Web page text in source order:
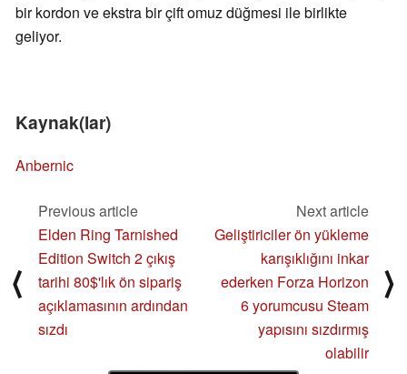
bir kordon ve ekstra bir çift omuz düğmesi ile birlikte
geliyor.
Kaynak(lar)
Anbernic
⟨
Previous article
Elden Ring Tarnished
Edition Switch 2 çıkış
tarihi 80$'lık ön sipariş
açıklamasının ardından
sızdı
Next article
Geliştiriciler ön yükleme
karışıklığını inkar
ederken Forza Horizon
6 yorumcusu Steam
yapısını sızdırmış
olabilir
⟩